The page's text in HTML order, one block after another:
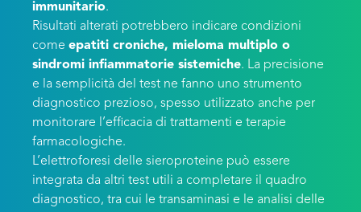
immunitario.
Risultati alterati potrebbero indicare condizioni
come epatiti croniche, mieloma multiplo o
sindromi infiammatorie sistemiche. La precisione
e la semplicità del test ne fanno uno strumento
diagnostico prezioso, spesso utilizzato anche per
monitorare l’efficacia di trattamenti e terapie
farmacologiche.
L’elettroforesi delle sieroproteine può essere
integrata da altri test utili a completare il quadro
diagnostico, tra cui le transaminasi e le analisi delle